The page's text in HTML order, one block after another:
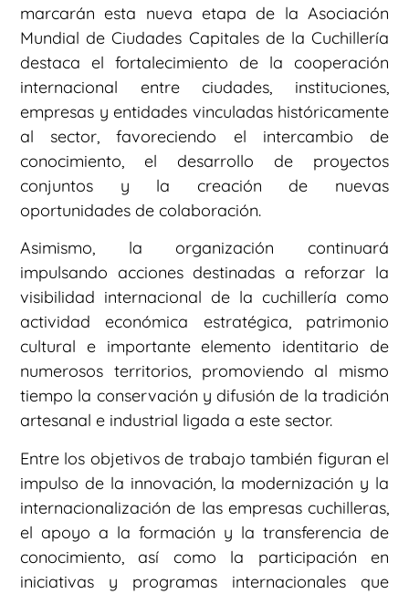
marcarán esta nueva etapa de la Asociación
Mundial de Ciudades Capitales de la Cuchillería
destaca el fortalecimiento de la cooperación
internacional entre ciudades, instituciones,
empresas y entidades vinculadas históricamente
al sector, favoreciendo el intercambio de
conocimiento, el desarrollo de proyectos
conjuntos y la creación de nuevas
oportunidades de colaboración.
Asimismo, la organización continuará
impulsando acciones destinadas a reforzar la
visibilidad internacional de la cuchillería como
actividad económica estratégica, patrimonio
cultural e importante elemento identitario de
numerosos territorios, promoviendo al mismo
tiempo la conservación y difusión de la tradición
artesanal e industrial ligada a este sector.
Entre los objetivos de trabajo también figuran el
impulso de la innovación, la modernización y la
internacionalización de las empresas cuchilleras,
el apoyo a la formación y la transferencia de
conocimiento, así como la participación en
iniciativas y programas internacionales que